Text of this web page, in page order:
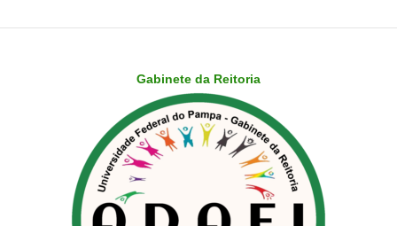
Gabinete da Reitoria